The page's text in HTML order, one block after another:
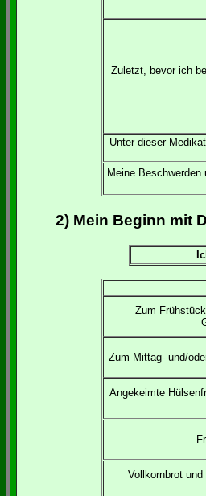
Zuletzt, bevor ich
Unter dieser
Meine
2) Mein Beginn mit
Zum
Zum Mittag- und/
Angekeimte
Vollkornbrot